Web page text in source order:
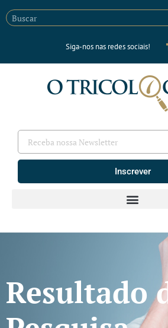
Siga-nos nas redes sociais!
Inscrever
Resultado